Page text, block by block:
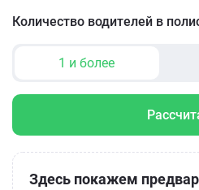
Количество водителей в
1 и более
Здесь покажем